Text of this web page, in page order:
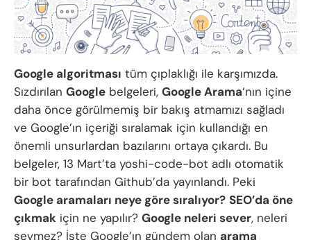
Google algoritması tüm çıplaklığı ile karşımızda.
Sızdırılan Google belgeleri, Google Arama‘nın içine
daha önce görülmemiş bir bakış atmamızı sağladı
ve Google’ın içeriği sıralamak için kullandığı en
önemli unsurlardan bazılarını ortaya çıkardı. Bu
belgeler, 13 Mart’ta yoshi-code-bot adlı otomatik
bir bot tarafından Github’da yayınlandı. Peki
Google aramaları neye göre sıralıyor? SEO’da öne
çıkmak için ne yapılır? Google neleri sever, neleri
sevmez? İşte Google’ın gündem olan arama